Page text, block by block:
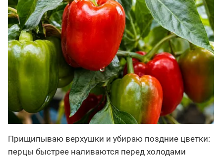
Прищипываю верхушки и убираю поздние цветки:
перцы быстрее наливаются перед холодами